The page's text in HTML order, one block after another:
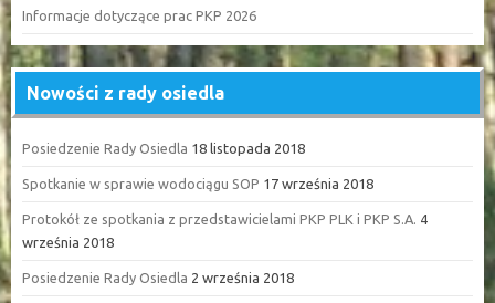
Informacje dotyczące prac PKP 2026
Nowości z rady osiedla
Posiedzenie Rady Osiedla 18 listopada 2018
Spotkanie w sprawie wodociągu SOP 17 września 2018
Protokół ze spotkania z przedstawicielami PKP PLK i PKP S.A. 4
września 2018
Posiedzenie Rady Osiedla 2 września 2018